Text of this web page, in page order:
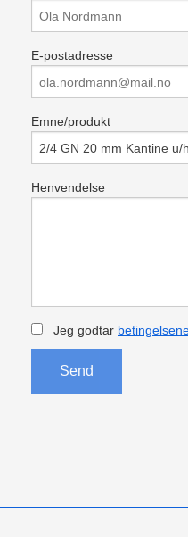
E-postadresse
Emne/produkt
Henvendelse
Jeg godtar
Send